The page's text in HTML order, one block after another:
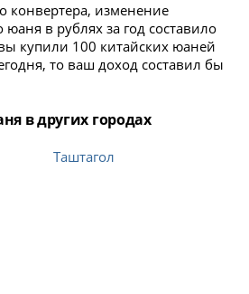
конвертера, изменение
юаня в рублях за год составило
купили 100 китайских юаней
то ваш доход составил бы
в других городах
Таштагол